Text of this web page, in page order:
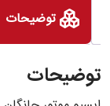
توضیحات
توضیحات